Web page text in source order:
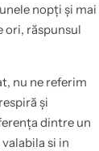
nopți și mai
ori, răspunsul
nu ne referim
și
dintre un
si in